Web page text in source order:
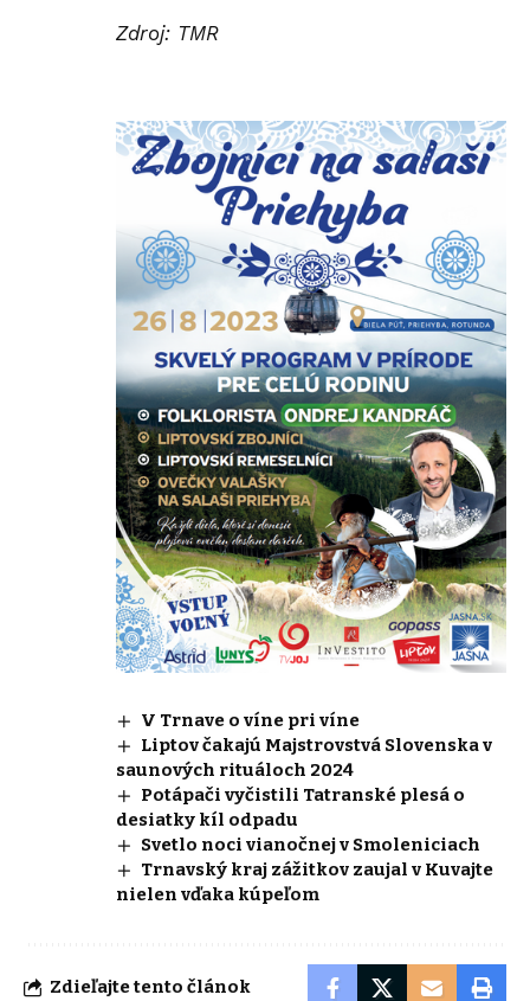
Zdroj: TMR
V Trnave o víne pri víne
Liptov čakajú Majstrovstvá Slovenska v
saunových rituáloch 2024
Potápači vyčistili Tatranské plesá o
desiatky kíl odpadu
Svetlo noci vianočnej v Smoleniciach
Trnavský kraj zážitkov zaujal v Kuvajte
nielen vďaka kúpeľom
Zdieľajte tento článok